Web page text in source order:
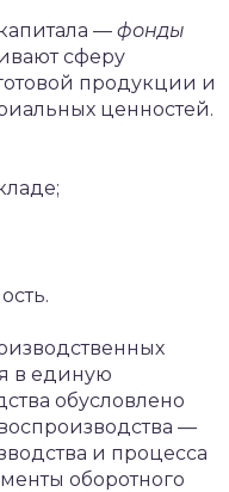
— фонды
сферу
продукции и
ценностей.
в единую
обусловлено
—
и процесса
оборотного